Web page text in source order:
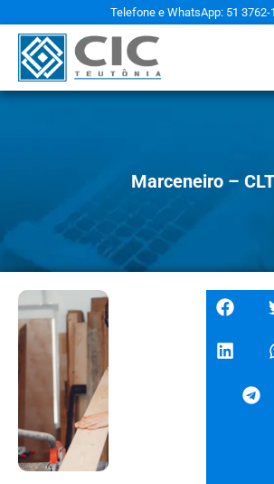
Telefone e WhatsApp: 51 3762-
Marceneiro – CLT